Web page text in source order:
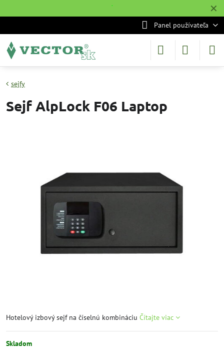
✕
˙
Panel používateľa
sejfy
Sejf AlpLock F06 Laptop
Hotelový izbový sejf na číselnú kombináciu Čítajte viac
Skladom